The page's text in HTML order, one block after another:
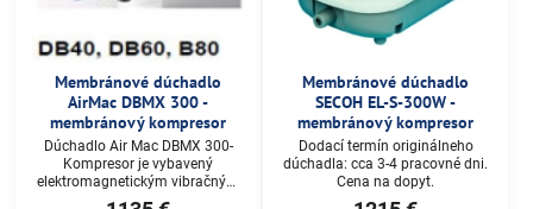
Membránové dúchadlo
AirMac DBMX 300 -
membránový kompresor
Dúchadlo Air Mac DBMX 300-
Kompresor je vybavený
elektromagnetickým vibračným
motorom , ktorého vysoká
Membránové dúchadlo
SECOH EL-S-300W -
membránový kompresor
Dodací termín originálneho
dúchadla: cca 3-4 pracovné dni.
Cena na dopyt.